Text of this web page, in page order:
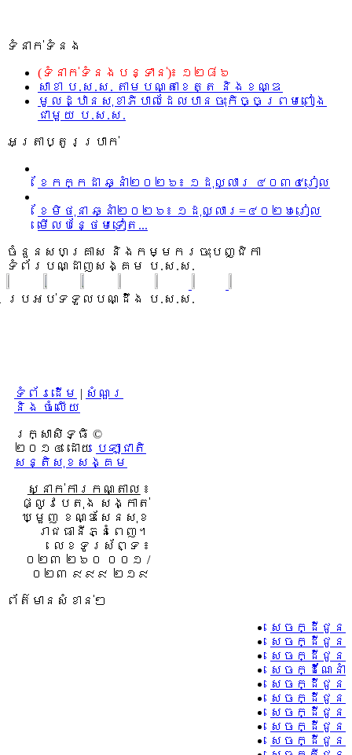
ទំនាក់ទំនង
(ទំនាក់ទំនងបន្ទាន់)៖ ១២៨៦
សាខា ប.ស.ស. តាមបណ្តាខេត្ត និងខណ្ឌ
មូលដ្ឋានសុខាភិបាលដែលបានចុះកិច្ចព្រមពៀង
ជាមួយ ប.ស.ស.
អត្រាប្តូរប្រាក់
ខែកក្កដា ឆ្នាំ២០២៦៖ ១ដុល្លារ ៤០៣៤រៀល
ខែមិថុនា ឆ្នាំ២០២៦៖ ១ដុល្លារ=៤០២៦រៀល
មើលបន្ថែមទៀត...
ចំនួនសហគ្រាស និងកម្មករចុះបញ្ជិកា
ទំព័របណ្ដាញសង្គម ប.ស.ស.
ប្រអប់ទទួលបណ្ដឹង ប.ស.ស.
ទំព័រដើម | សំណួរ
និង ចំលើយ
រក្សាសិទ្ធិ ©
២០១៤ ដោយ​ បេឡាជាតិ
សន្តិសុខសង្គម
ស្នាក់ការកណ្តាល ៖
ផ្លូវបេតុង សង្កាត់
ឃ្មួញ ខណ្ឌសែនសុខ
រាជធានីភ្នំពេញ។
លេខទូរស័ព្ទ ៖
០២៣ ២៦០ ០០១ /
០២៣ ៩៩៩ ២១៩
ព័ត៌មានសំខាន់ៗ
សេចក្ដីជូនដំ
សេចក្ដីជូន
សេចក្ដីជូន
សេចក្ដីណែន
សេចក្ដីជូន
សេចក្ដីជូនដំ
សេចក្ដីជូនដំ
សេចក្ដីជូនដំ
សេចក្ដីជូនដំ